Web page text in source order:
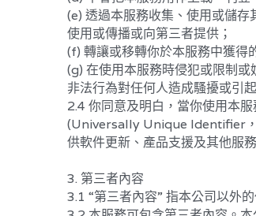
使用或傳播或向第三者提供；
(f) 轉讓或移轉你於本服務中獲得
(g) 在使用本服務時侵犯或限制或
非法行為對任何人造成騷擾或引
2.4 你同意及明白，當你使用本
(Universally Unique Identifier，
供軟件更新、產品支援及其他服
3.1 “第三者內容” 指本公司以外
3.2 本服務可包含第三者內容。